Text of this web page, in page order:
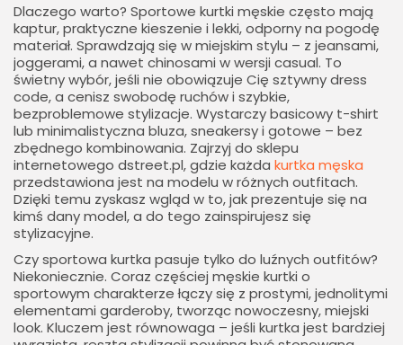
Dlaczego warto? Sportowe kurtki męskie często mają
kaptur, praktyczne kieszenie i lekki, odporny na pogodę
materiał. Sprawdzają się w miejskim stylu – z jeansami,
joggerami, a nawet chinosami w wersji casual. To
świetny wybór, jeśli nie obowiązuje Cię sztywny dress
code, a cenisz swobodę ruchów i szybkie,
bezproblemowe stylizacje. Wystarczy basicowy t-shirt
lub minimalistyczna bluza, sneakersy i gotowe – bez
zbędnego kombinowania. Zajrzyj do sklepu
internetowego dstreet.pl, gdzie każda kurtka męska
przedstawiona jest na modelu w różnych outfitach.
Dzięki temu zyskasz wgląd w to, jak prezentuje się na
kimś dany model, a do tego zainspirujesz się
stylizacyjne.
Czy sportowa kurtka pasuje tylko do luźnych outfitów?
Niekoniecznie. Coraz częściej męskie kurtki o
sportowym charakterze łączy się z prostymi, jednolitymi
elementami garderoby, tworząc nowoczesny, miejski
look. Kluczem jest równowaga – jeśli kurtka jest bardziej